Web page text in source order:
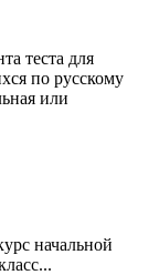
теста для
по русскому
или
начальной